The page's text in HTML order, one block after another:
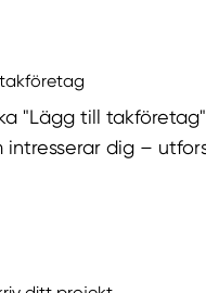
"Lägg till
intresserar dig –